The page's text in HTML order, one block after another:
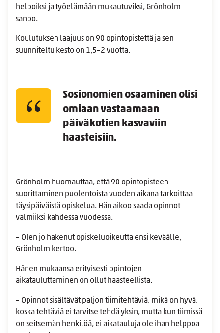
helpoiksi ja työelämään mukautuviksi, Grönholm
sanoo.
Koulutuksen laajuus on 90 opintopistettä ja sen
suunniteltu kesto on 1,5–2 vuotta.
Sosionomien osaaminen olisi
omiaan vastaamaan
päiväkotien kasvaviin
haasteisiin.
Grönholm huomauttaa, että 90 opintopisteen
suorittaminen puolentoista vuoden aikana tarkoittaa
täysipäiväistä opiskelua. Hän aikoo saada opinnot
valmiiksi kahdessa vuodessa.
– Olen jo hakenut opiskeluoikeutta ensi keväälle,
Grönholm kertoo.
Hänen mukaansa erityisesti opintojen
aikatauluttaminen on ollut haasteellista.
– Opinnot sisältävät paljon tiimitehtäviä, mikä on hyvä,
koska tehtäviä ei tarvitse tehdä yksin, mutta kun tiimissä
on seitsemän henkilöä, ei aikatauluja ole ihan helppoa